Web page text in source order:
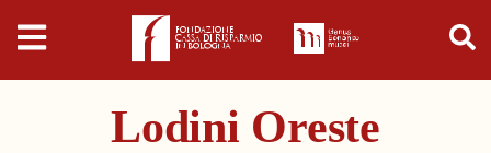
Digital
Humanities
Lodini Oreste